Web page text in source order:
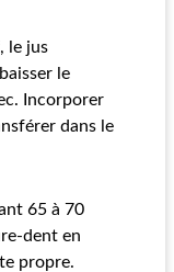
le jus
le
Incorporer
dans le
65 à 70
dent en
propre.